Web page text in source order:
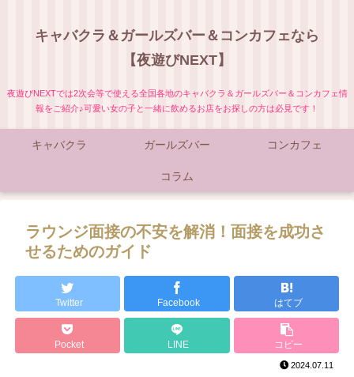
キャバクラ＆ガールズバー＆コンカフェなら
【夜遊びNEXT】
夜遊びNEXTでは2次会等で使える全国各地のキャバクラ＆ガールズバー＆コンカフェ情
報をご紹介♪可愛い女の子と一緒に飲めるお店をお探しの方は必見です！
キャバクラ ガールズバー コンカフェ
コラム
ラウンジ面接の不安を解消！面接を成功さ
せるためのガイド
Twitter Facebook はてブ
Pocket LINE コピー
2024.07.11